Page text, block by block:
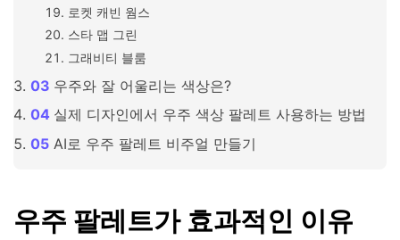
로켓 캐빈 웜스
스타 맵 그린
그래비티 블룸
우주와 잘 어울리는 색상은?
실제 디자인에서 우주 색상 팔레트 사용하는 방법
AI로 우주 팔레트 비주얼 만들기
우주 팔레트가 효과적인 이유